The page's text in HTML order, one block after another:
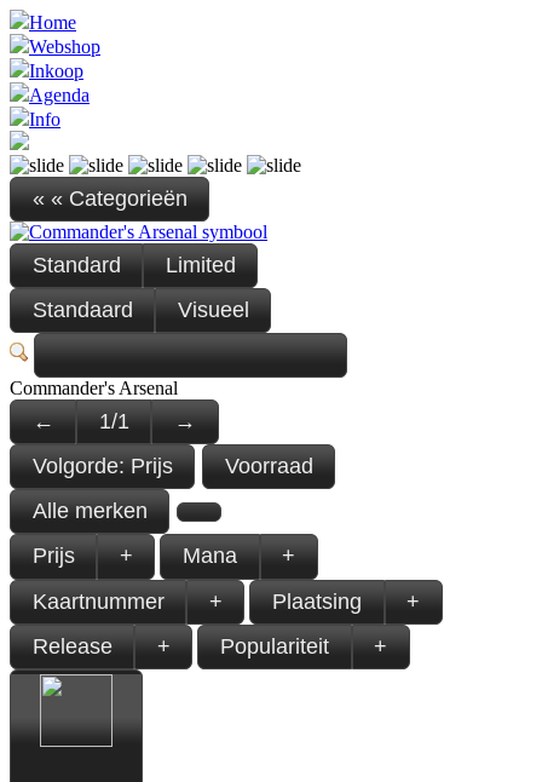
Home
Webshop
Inkoop
Agenda
Info
« « Categorieën
Standard
Limited
Standaard
Visueel
Commander's Arsenal
← 1/1
→
Volgorde: Prijs
Voorraad
Alle merken
Prijs
+ Mana
+
Kaartnummer
+ Plaatsing
+
Release
+ Populariteit +